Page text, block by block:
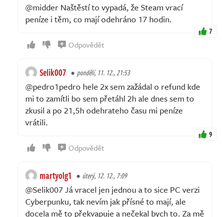
@midder Naštěstí to vypadá, že Steam vrací
peníze i těm, co mají odehráno 17 hodin.
7
Odpovědět
Selik007 pondělí, 11. 12., 21:53
@pedro1pedro hele 2x sem zažádal o refund kde
mi to zamítli bo sem přetáhl 2h ale dnes sem to
zkusil a po 21,5h odehrateho času mi peníze
vrátili.
9
Odpovědět
martyolg1 úterý, 12. 12., 7:09
@Selik007 Já vracel jen jednou a to sice PC verzi
Cyberpunku, tak nevím jak přísné to mají, ale
docela mě to překvapuje a nečekal bych to. Za mě